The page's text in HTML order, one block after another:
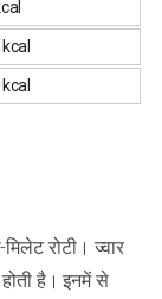
रोटी। ज्वार
है। इनमें से